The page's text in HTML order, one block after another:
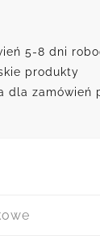
5-8 dni
produkty
dla zamówień